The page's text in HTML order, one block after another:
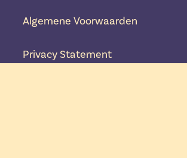
Algemene Voorwaarden
Privacy Statement